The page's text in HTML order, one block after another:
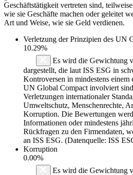
Geschäftstätigkeit vertreten sind,
wie sie Geschäfte machen oder geleitet
Art und Weise, wie sie Geld verdienen.
Verletzung der Prinzipien des UN
10.29%
Es wird die Gewichtung
dargestellt, die laut ISS ESG in
Kontroversen in mindestens einem
UN Global Compact involviert
Verletzungen internationaler
Umweltschutz, Menschenrechte,
Korruption. Die Bewertungen
Informationen oder mindestens
Rückfragen zu den Firmendaten,
an ISS ESG. (Datenquelle: ISS
Korruption
0.00%
Es wird die Gewichtung